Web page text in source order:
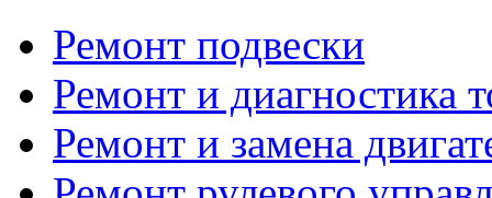
Ремонт подвески
Ремонт и диагностика
Ремонт и замена